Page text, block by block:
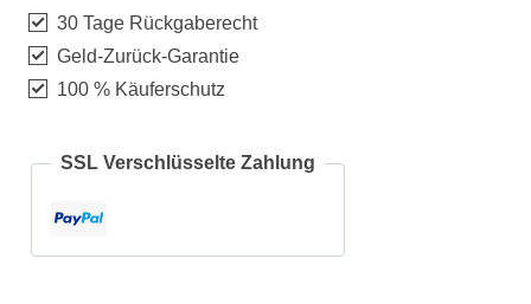
30 Tage Rückgaberecht
Geld-Zurück-Garantie
100 % Käuferschutz
SSL Verschlüsselte Zahlung